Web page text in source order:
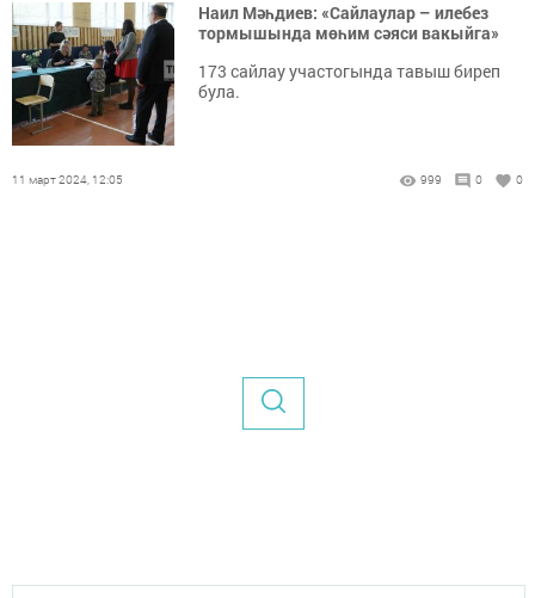
Наил Мәһдиев: «Сайлаулар – илебез
тормышында мөһим сәяси вакыйга»
173 сайлау участогында тавыш биреп
була.
11 март 2024, 12:05 999 0 0